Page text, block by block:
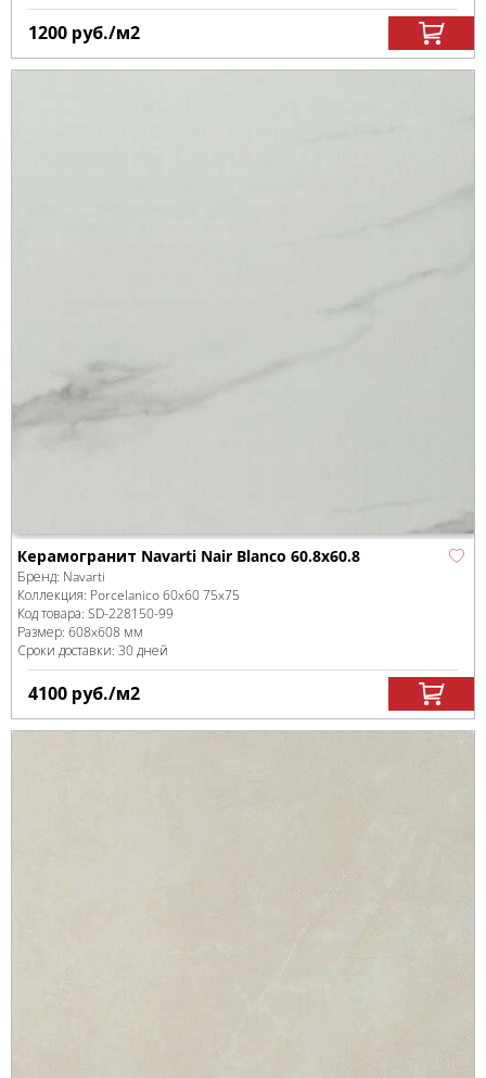
1200 руб./м2
Керамогранит Navarti Nair Blanco 60.8x60.8
Бренд: Navarti
Коллекция: Porcelanico 60x60 75x75
Код товара: SD-228150-99
Размер: 608x608 мм
Сроки доставки: 30 дней
4100 руб./м2